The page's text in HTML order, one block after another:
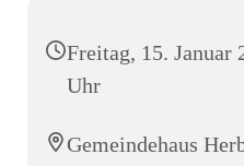
Freitag, 15. Januar
Uhr
Gemeindehaus